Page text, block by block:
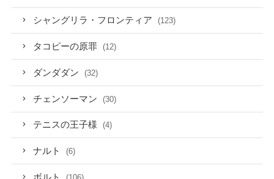
シャングリラ・フロンティア (123)
タコピーの原罪 (12)
ダンダダン (32)
チェンソーマン (30)
テニスの王子様 (4)
ナルト (6)